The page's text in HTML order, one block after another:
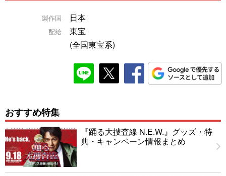
製作国 日本
配給
東宝
(全国東宝系)
おすすめ特集
『踊る大捜査線 N.E.W.』グッズ・特
典・キャンペーン情報まとめ